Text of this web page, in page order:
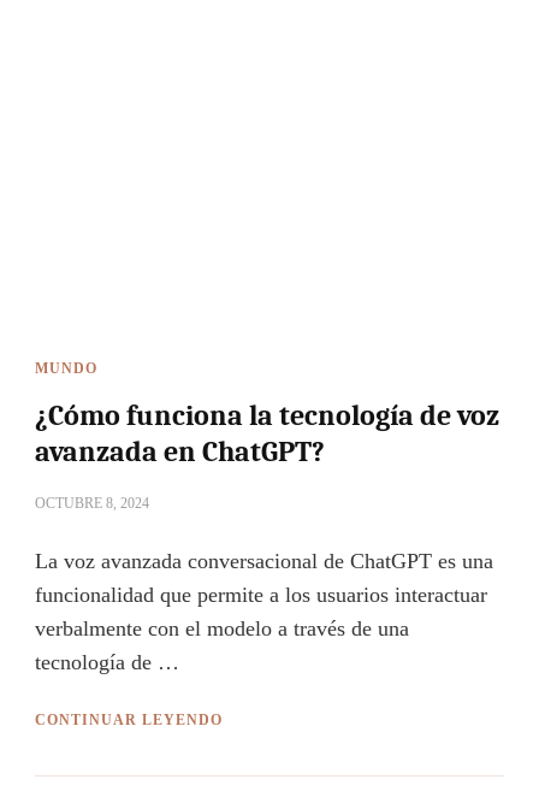
MUNDO
¿Cómo funciona la tecnología de voz
avanzada en ChatGPT?
OCTUBRE 8, 2024
La voz avanzada conversacional de ChatGPT es una
funcionalidad que permite a los usuarios interactuar
verbalmente con el modelo a través de una
tecnología de …
CONTINUAR LEYENDO